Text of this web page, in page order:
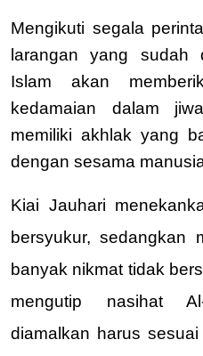
Mengikuti segala
larangan yang sudah
Islam akan
kedamaian dalam
memiliki akhlak yang
dengan sesama
Kiai Jauhari
bersyukur, sedangkan
banyak nikmat tidak
mengutip nasihat
diamalkan harus